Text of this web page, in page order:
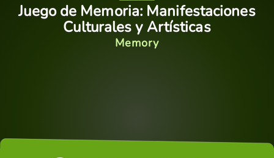
Juego de Memoria: Manifestaciones
Culturales y Artísticas
Memory